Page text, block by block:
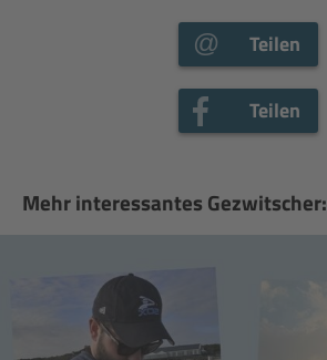
Teilen
Teilen
Mehr interessantes Gezwitscher: